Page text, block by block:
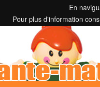
En
Pour plus d'information
les assistantes maternelles et